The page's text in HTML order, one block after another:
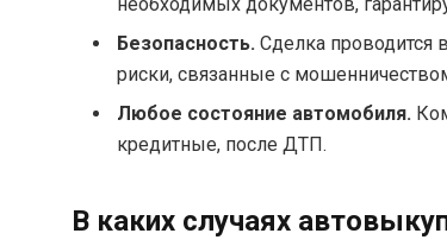
Безопасность. Сделка проводится
риски, связанные с
Любое состояние автомобиля.
кредитные, после ДТП.
В каких случаях